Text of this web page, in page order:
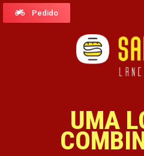
Pedido
UMA